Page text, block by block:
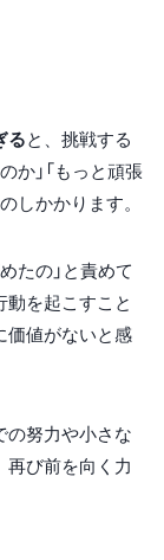
ると、挑戦する
か」「もっと頑張
しかかります。
たの」と責めて
動を起こすこと
価値がないと感
の努力や小さな
再び前を向く力